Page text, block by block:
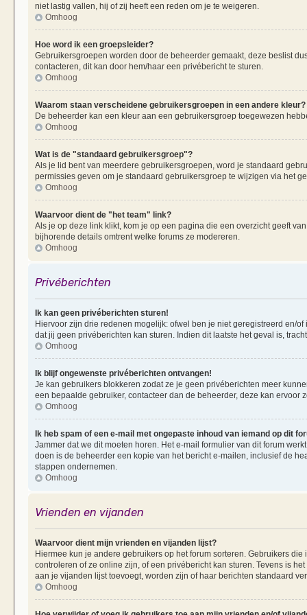
niet lastig vallen, hij of zij heeft een reden om je te weigeren.
Omhoog
Hoe word ik een groepsleider?
Gebruikersgroepen worden door de beheerder gemaakt, deze beslist
contacteren, dit kan door hem/haar een privébericht te sturen.
Omhoog
Waarom staan verscheidene gebruikersgroepen in een andere kleur?
De beheerder kan een kleur aan een gebruikersgroep toegewezen
Omhoog
Wat is de "standaard gebruikersgroep"?
Als je lid bent van meerdere gebruikersgroepen, word je standaard
permissies geven om je standaard gebruikersgroep te wijzigen via het
Omhoog
Waarvoor dient de "het team" link?
Als je op deze link klikt, kom je op een pagina die een overzicht geeft
bijhorende details omtrent welke forums ze modereren.
Omhoog
Privéberichten
Ik kan geen privéberichten sturen!
Hiervoor zijn drie redenen mogelijk: ofwel ben je niet geregistreerd en/
dat jij geen privéberichten kan sturen. Indien dit laatste het geval is,
Omhoog
Ik blijf ongewenste privéberichten ontvangen!
Je kan gebruikers blokkeren zodat ze je geen privéberichten meer
een bepaalde gebruiker, contacteer dan de beheerder, deze kan ervoor
Omhoog
Ik heb spam of een e-mail met ongepaste inhoud van iemand op dit
Jammer dat we dit moeten horen. Het e-mail formulier van dit forum
doen is de beheerder een kopie van het bericht e-mailen, inclusief de
stappen ondernemen.
Omhoog
Vrienden en vijanden
Waarvoor dient mijn vrienden en vijanden lijst?
Hiermee kun je andere gebruikers op het forum sorteren. Gebruikers
controleren of ze online zijn, of een privébericht kan sturen. Tevens is
aan je vijanden lijst toevoegt, worden zijn of haar berichten standaard
Omhoog